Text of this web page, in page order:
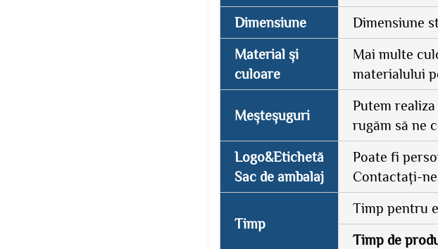
Dimensiune Dimensiune
Material și
culoare
Mai multe
materialului
Meșteșuguri
Putem
rugăm să ne
Logo&Etichetă
Sac de ambalaj
Poate fi
Contactați-
Timp
Timp pentru
Timp de